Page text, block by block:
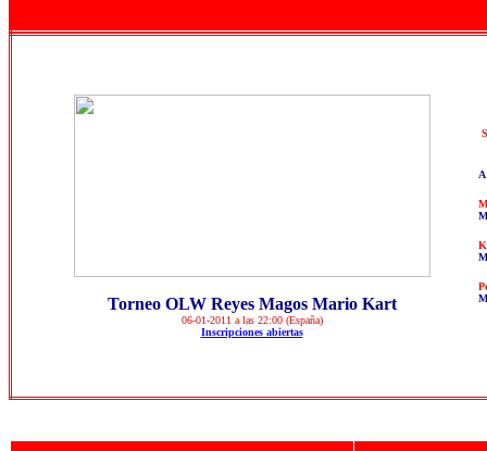
Torneo OLW Reyes Magos Mario Kart
06-01-2011 a las 22:00 (España)
Inscripciones abiertas